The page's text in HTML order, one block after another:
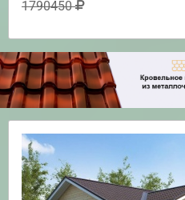
1790450